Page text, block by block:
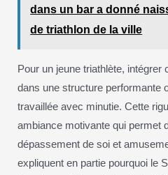
dans un bar a donné
de triathlon de la ville
Pour un jeune triathlète, intégrer
dans une structure performante
travaillée avec minutie. Cette
ambiance motivante qui permet
dépassement de soi et
expliquent en partie pourquoi le